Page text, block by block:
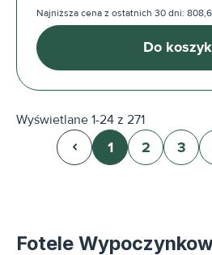
Najniższa cena z ostatnich 30 dni:
Do
Wyświetlane 1-24 z 271
Strona
1 Strona
2 3
Fotele